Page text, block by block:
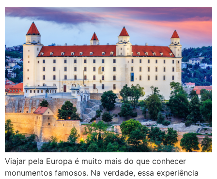
Viajar pela Europa é muito mais do que conhecer
monumentos famosos. Na verdade, essa experiência